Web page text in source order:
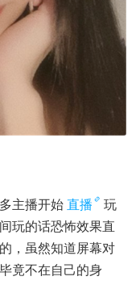
主播开始直播
玩
玩的话恐怖效果直
，虽然知道屏幕对
竟不在自己的身